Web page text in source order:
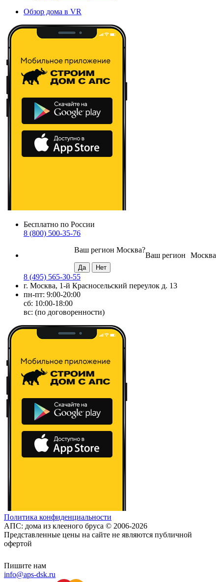
Обзор дома в VR
Бесплатно по России
8 (800) 500-35-76
Москва
Ваш регион
Ваш регион Москва?
8 (495) 565-30-55
г. Москва, 1-й Красносельский переулок д. 13
пн-пт: 9:00-20:00
сб: 10:00-18:00
вс: (по договоренности)
Политика конфиденциальности
АПС: дома из клееного бруса © 2006-2026
Представленные цены на сайте не являются публичной
офертой
Пишите нам
info@aps-dsk.ru